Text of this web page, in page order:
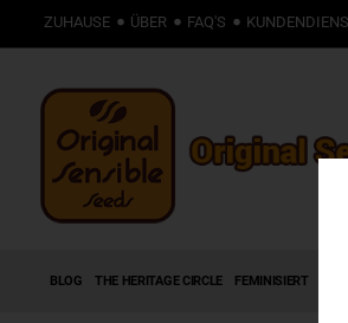
ZUHAUSE ÜBER FAQ'S
BLOG THE HERITAGE CIRCLE FEMINISIERT